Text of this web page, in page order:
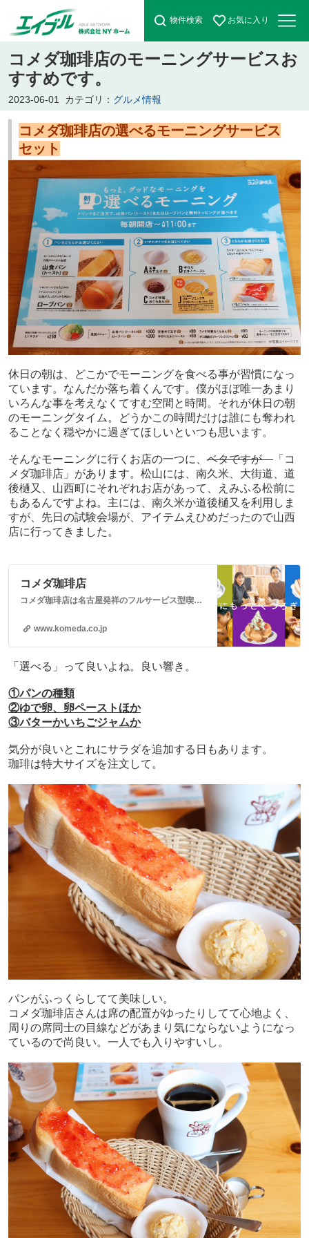
物件検索 お気に入り
コメダ珈琲店のモーニングサービスお
すすめです。
2023-06-01 カテゴリ： グルメ情報
コメダ珈琲店の選べるモーニングサービス
セット
休日の朝は、どこかでモーニングを食べる事が習慣になっ
ています。なんだか落ち着くんです。僕がほぼ唯一あまり
いろんな事を考えなくてすむ空間と時間。それが休日の朝
のモーニングタイム。どうかこの時間だけは誰にも奪われ
ることなく穏やかに過ぎてほしいといつも思います。
そんなモーニングに行くお店の一つに、 ベタですが「 コ
メダ珈琲店」があります。松山には、南久米、大街道、道
後樋又、山西町にそれぞれお店があって、えみふる松前に
もあるんですよね。主には、南久米か道後樋又を利用しま
すが、先日の試験会場が、アイテムえひめだったので山西
店に行ってきました。
コメダ珈琲店
コメダ珈琲店は名古屋発祥のフルサービス型喫茶店です。街のリビングルームとして「くつろぐ、いちばんいいところ」をお客さまにご提供しています。フランチャイズFC加盟店
www.komeda.co.jp
「選べる」って良いよね。良い響き。
①パンの種類
②ゆで卵、卵ペーストほか
③バターかいちごジャムか
気分が良いとこれにサラダを追加する日もあります。
珈琲は特大サイズを注文して。
パンがふっくらしてて美味しい。
コメダ珈琲店さんは席の配置がゆったりしてて心地よく、
周りの席同士の目線などがあまり気にならないようになっ
ているので尚良い。一人でも入りやすいし。